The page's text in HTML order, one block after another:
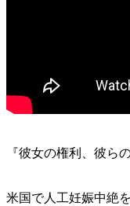
『彼女の権利、彼ら
米国で人工妊娠中絶